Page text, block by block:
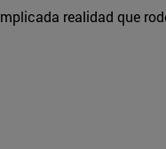
realidad que